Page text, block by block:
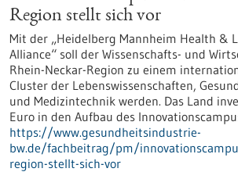
Region stellt sich vor
Mit der „Heidelberg Mannheim Health &
Alliance“ soll der Wissenschafts- und
Rhein-Neckar-Region zu einem
Cluster der Lebenswissenschaften,
und Medizintechnik werden. Das Land
Euro in den Aufbau des
https://www.gesundheitsindustrie-
bw.de/fachbeitrag/pm/
region-stellt-sich-vor